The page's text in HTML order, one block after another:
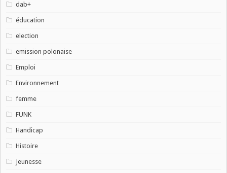
dab+
éducation
election
emission polonaise
Emploi
Environnement
femme
FUNK
Handicap
Histoire
Jeunesse